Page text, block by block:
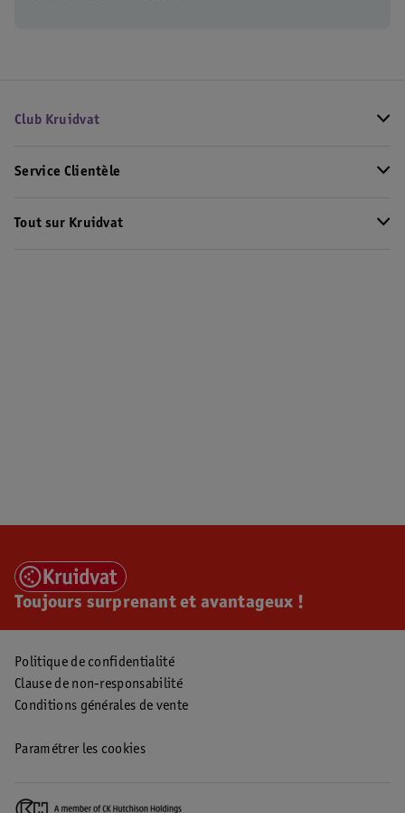
Club Kruidvat
Service Clientèle
Tout sur Kruidvat
Toujours surprenant et avantageux !
Politique de confidentialité
Clause de non-responsabilité
Conditions générales de vente
Paramétrer les cookies